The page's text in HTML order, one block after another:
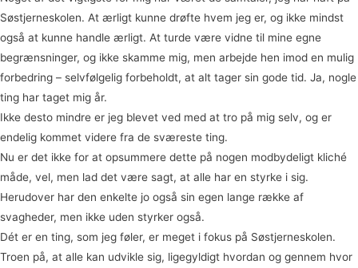
Søstjerneskolen. At ærligt kunne drøfte hvem jeg er, og ikke mindst
også at kunne handle ærligt. At turde være vidne til mine egne
begrænsninger, og ikke skamme mig, men arbejde hen imod en mulig
forbedring – selvfølgelig forbeholdt, at alt tager sin gode tid. Ja, nogle
ting har taget mig år.
Ikke desto mindre er jeg blevet ved med at tro på mig selv, og er
endelig kommet videre fra de sværeste ting.
Nu er det ikke for at opsummere dette på nogen modbydeligt kliché
måde, vel, men lad det være sagt, at alle har en styrke i sig.
Herudover har den enkelte jo også sin egen lange række af
svagheder, men ikke uden styrker også.
Dét er en ting, som jeg føler, er meget i fokus på Søstjerneskolen.
Troen på, at alle kan udvikle sig, ligegyldigt hvordan og gennem hvor